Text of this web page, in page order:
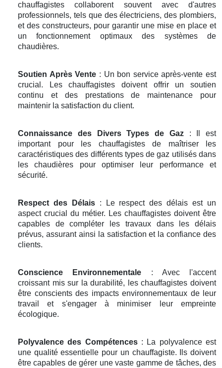
chauffagistes collaborent souvent avec d'autres
professionnels, tels que des électriciens, des plombiers,
et des constructeurs, pour garantir une mise en place et
un fonctionnement optimaux des systèmes de
chaudières.
Soutien Après Vente : Un bon service après-vente est
crucial. Les chauffagistes doivent offrir un soutien
continu et des prestations de maintenance pour
maintenir la satisfaction du client.
Connaissance des Divers Types de Gaz: Il est
important pour les chauffagistes de maîtriser les
caractéristiques des différents types de gaz utilisés dans
les chaudières pour optimiser leur performance et
sécurité.
Respect des Délais: Le respect des délais est un
aspect crucial du métier. Les chauffagistes doivent être
capables de compléter les travaux dans les délais
prévus, assurant ainsi la satisfaction et la confiance des
clients.
Conscience Environnementale : Avec l'accent
croissant mis sur la durabilité, les chauffagistes doivent
être conscients des impacts environnementaux de leur
travail et s'engager à minimiser leur empreinte
écologique.
Polyvalence des Compétences: La polyvalence est
une qualité essentielle pour un chauffagiste. Ils doivent
être capables de gérer une vaste gamme de tâches, des